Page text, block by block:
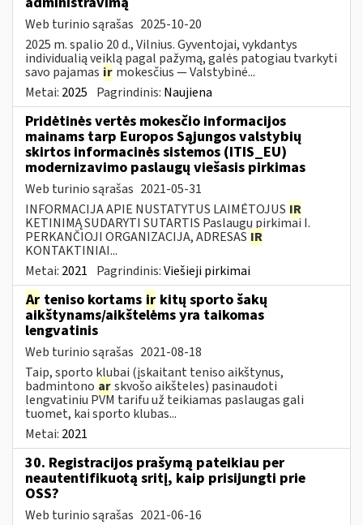
Web turinio sąrašas 2025-10-20
2025 m. spalio 20 d., Vilnius. Gyventojai, vykdantys
individualią veiklą pagal pažymą, galės patogiau tvarkyti
savo pajamas ir mokesčius — Valstybinė...
Metai: 2025 Pagrindinis: Naujiena
Pridėtinės vertės mokesčio informacijos
mainams tarp Europos Sąjungos valstybių
skirtos informacinės sistemos (ITIS_EU)
modernizavimo paslaugų viešasis pirkimas
Web turinio sąrašas 2021-05-31
INFORMACIJA APIE NUSTATYTUS LAIMĖTOJUS IR
KETINIMĄ SUDARYTI SUTARTIS Paslaugų pirkimai I.
PERKANČIOJI ORGANIZACIJA, ADRESAS IR
KONTAKTINIAI...
Metai: 2021 Pagrindinis:Viešieji pirkimai
Ar teniso kortams ir kitų sporto šakų
aikštynams/aikštelėms yra taikomas
lengvatinis
Web turinio sąrašas 2021-08-18
Taip, sporto klubai (įskaitant teniso aikštynus,
badmintono arskvošo aikšteles) pasinaudoti
lengvatiniu PVM tarifu už teikiamas paslaugas gali
tuomet, kai sporto klubas...
Metai: 2021
30. Registracijos prašymą pateikiau per
neautentifikuotą sritį, kaip prisijungti prie
OSS?
Web turinio sąrašas 2021-06-16